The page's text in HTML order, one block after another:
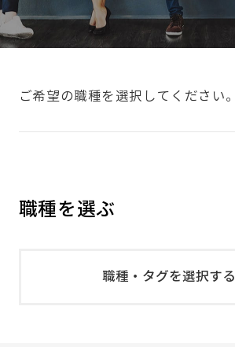
ご希望の職種を選択してください。
職種を選ぶ
職種・タグを選択する